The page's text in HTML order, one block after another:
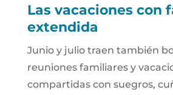
Las vacaciones con
extendida
Junio y julio traen también
reuniones familiares y
compartidas con suegros,